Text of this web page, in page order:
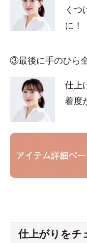
くつ
に！
③最後に手のひら
仕上
着度
仕上がりをチ